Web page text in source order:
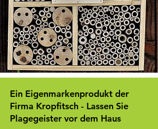
Ein Eigenmarkenprodukt der
Firma Kropfitsch - Lassen Sie
Plagegeister vor dem Haus